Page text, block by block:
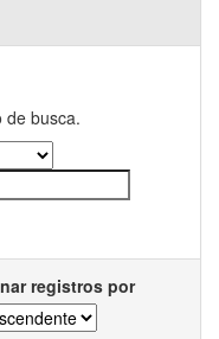
de busca.
registros por